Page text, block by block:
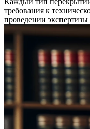
требования к
проведении